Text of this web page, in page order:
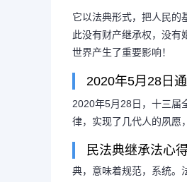
它以法典形式，把人民的
此没有财产继承权，没有
世界产生了重要影响！
2020年5月28日
2020年5月28日，十三届
律，实现了几代人的夙愿
民法典继承法心
典，意味着规范，系统。
并认为是自己最重
是东西方文...